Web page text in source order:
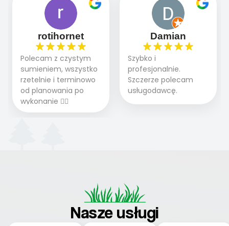
Polecam.
rotihornet
Polecam z czystym
sumieniem, wszystko
rzetelnie i terminowo
od planowania po
wykonanie 👍🏻
Damian
Szybko i
profesjonalnie.
Szczerze polecam
usługodawcę.
Nasze usługi